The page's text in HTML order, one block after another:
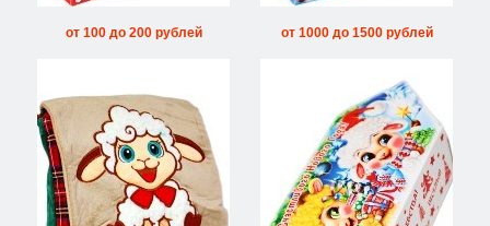
от 100 до 200 рублей от 1000 до 1500 рублей